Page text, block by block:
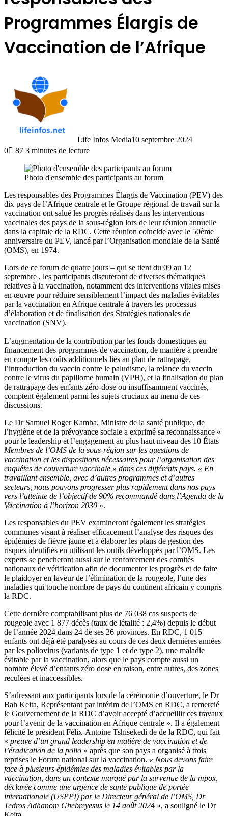
Programmes Élargis de
Vaccination de l’Afrique
Life Infos Media10 septembre 2024
0
87 3 minutes de lecture
Photo d'ensemble des participants au forum
Les responsables des Programmes Élargis de Vaccination (PEV) des
dix pays de l’Afrique centrale et le Groupe régional de travail sur la
vaccination ont salué les progrès réalisés dans les interventions
vaccinales des pays de la sous-région lors de leur réunion annuelle
dans la capitale de la RDC. Cette réunion coïncide avec le 50ème
anniversaire du PEV, lancé par l’Organisation mondiale de la Santé
(OMS), en 1974.
Lors de ce forum de quatre jours – qui se tient du 09 au 12
septembre , les participants discuteront de diverses thématiques
relatives à la vaccination, notamment des interventions vitales mises
en œuvre pour réduire sensiblement l’impact des maladies évitables
par la vaccination en Afrique centrale à travers les processus
d’élaboration et de finalisation des Stratégies nationales de
vaccination (SNV).
L’augmentation de la contribution par les fonds domestiques au
financement des programmes de vaccination, de manière à prendre
en compte les coûts additionnels liés au plan de rattrapage,
l’introduction du vaccin contre le paludisme, la relance du vaccin
contre le virus du papillome humain (VPH), et la finalisation du plan
de rattrapage des enfants zéro-dose ou insuffisamment vaccinés,
comptent également parmi les sujets cruciaux au menu de ces
discussions.
Le Dr Samuel Roger Kamba, Ministre de la santé publique, de
l’hygiène et de la prévoyance sociale a exprimé sa reconnaissance «
pour le leadership et l’engagement au plus haut niveau des 10 États
Membres de l’OMS de la sous-région sur les questions de
vaccination et les dispositions nécessaires pour l’organisation des
enquêtes de couverture vaccinale » dans ces différents pays. « En
travaillant ensemble, avec d’autres programmes et d’autres
secteurs, nous pouvons progresser plus rapidement dans nos pays
vers l’atteinte de l’objectif de 90% recommandé dans l’Agenda de la
Vaccination à l’horizon 2030 ».
Les responsables du PEV examineront également les stratégies
communes visant à réaliser efficacement l’analyse des risques des
épidémies de fièvre jaune et à élaborer les plans de gestion des
risques identifiés en utilisant les outils développés par l’OMS. Les
experts se pencheront aussi sur le renforcement des comités
nationaux de vérification afin de documenter les progrès et de faire
le plaidoyer en faveur de l’élimination de la rougeole, l’une des
maladies qui touche nombre de pays du continent africain y compris
la RDC.
Cette dernière comptabilisant plus de 76 038 cas suspects de
rougeole avec 1 877 décès (taux de létalité : 2,4%) depuis le début
de l’année 2024 dans 24 de ses 26 provinces. En RDC, 1 015
enfants ont déjà été paralysés au cours de ces deux dernières années
par les poliovirus (variants de type 1 et de type 2), une maladie
évitable par la vaccination, alors que le pays compte aussi un
nombre élevé d’enfants zéro dose en raison, entre autres, des zones
reculées et inaccessibles.
S’adressant aux participants lors de la cérémonie d’ouverture, le Dr
Bah Keita, Représentant par intérim de l’OMS en RDC, a remercié
le Gouvernement de la RDC d’avoir accepté d’accueillir ces travaux
pour l’avenir de la vaccination en Afrique centrale ». Il a également
félicité le président Félix-Antoine Tshisekedi de de la RDC, qui fait
« preuve d’un grand leadership en matière de vaccination et de
l’éradication de la polio » après que son pays a organisé à trois
reprises le Forum national sur la vaccination. « Nous devons faire
face à plusieurs épidémies des maladies évitables par la
vaccination, dans un contexte marqué par la survenue de la mpox,
déclarée comme une urgence de santé publique de portée
internationale (USPPI) par le Directeur général de l’OMS, Dr
Tedros Adhanom Ghebreyesus le 14 août 2024 », a souligné le Dr